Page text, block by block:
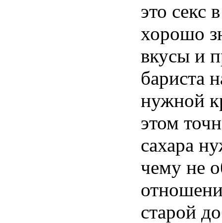
это секс
хорошо
вкусы и
бариста
нужной
этом
сахара
чему не
старой